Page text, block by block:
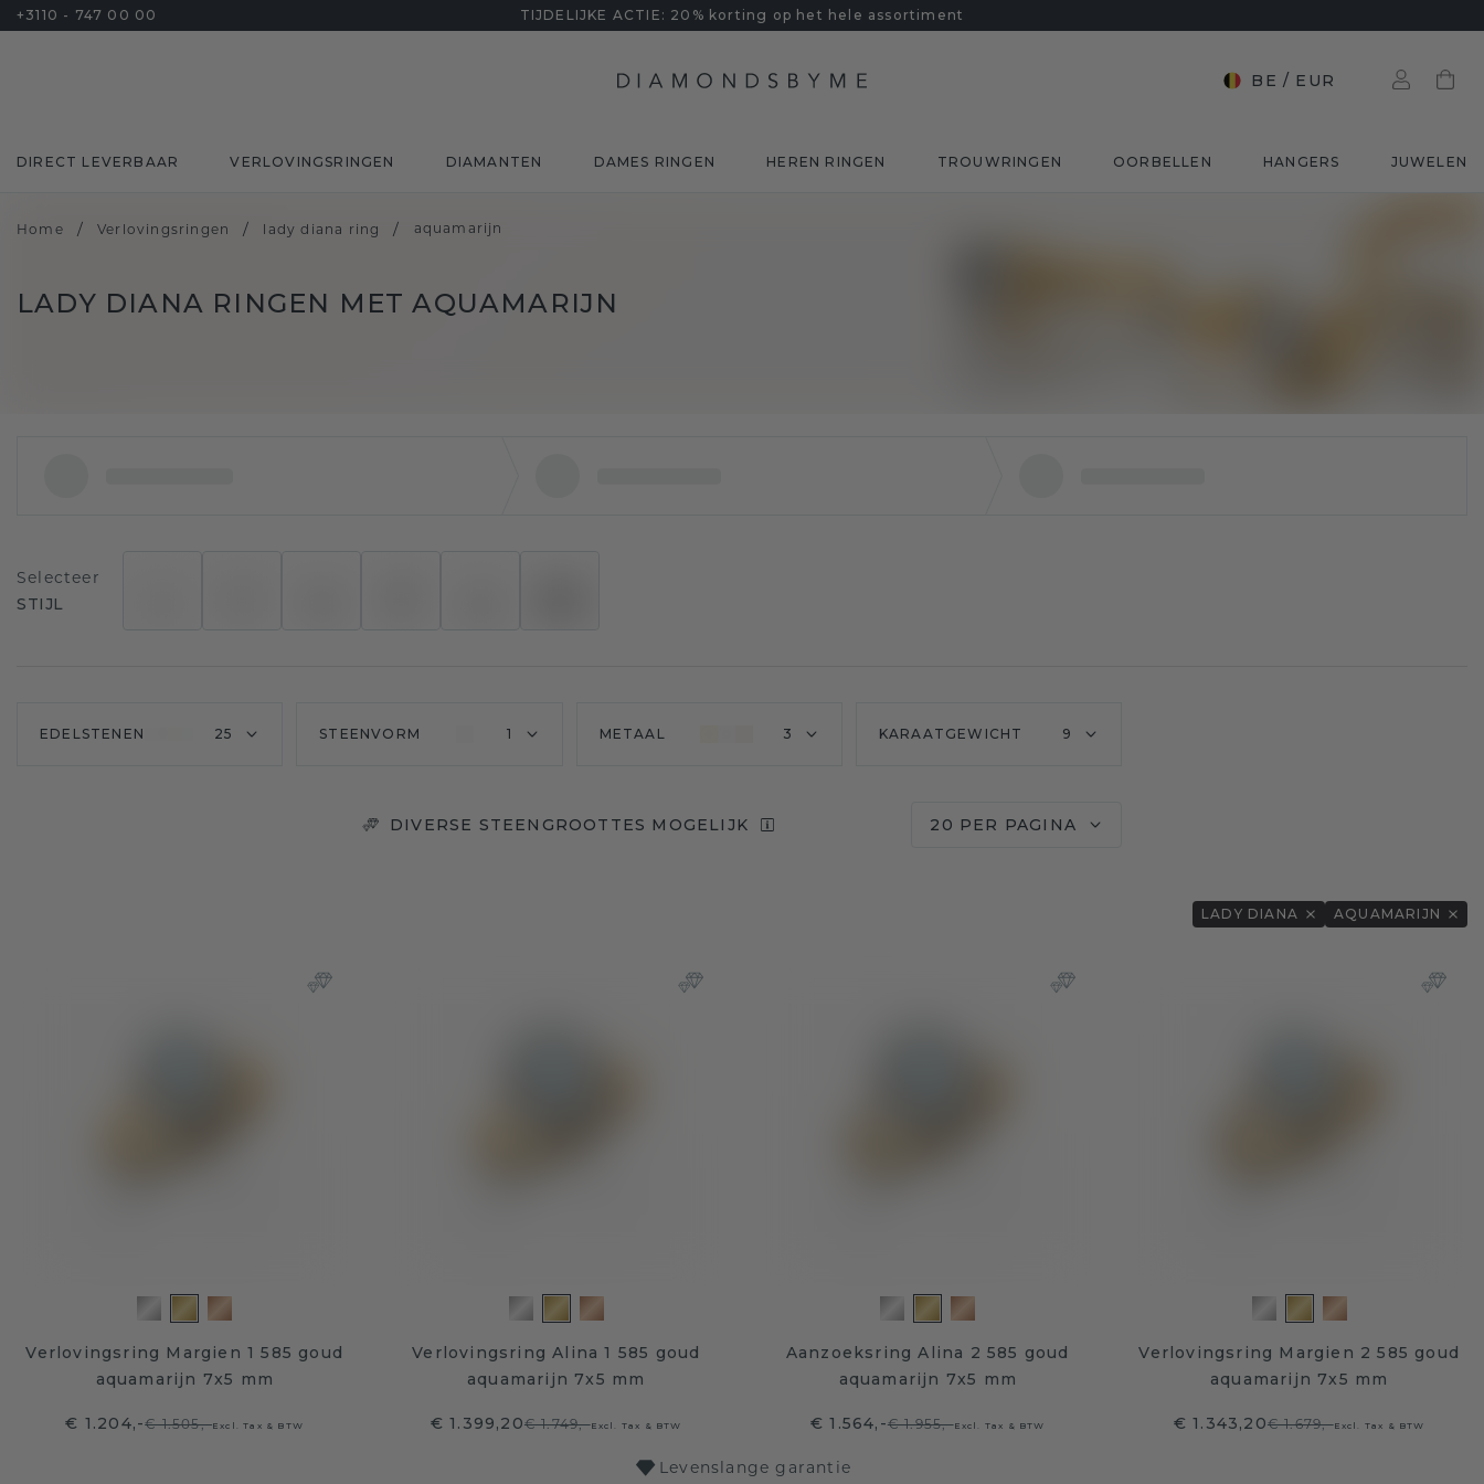
+3110 - 747 00 00 TIJDELIJKE ACTIE: 20% korting op het hele assortiment
BE / EUR
DIRECT LEVERBAAR VERLOVINGSRINGEN DIAMANTEN DAMES RINGEN HEREN RINGEN TROUWRINGEN OORBELLEN HANGERS JUWELEN
Home / Verlovingsringen / lady diana ring / aquamarijn
LADY DIANA RINGEN MET AQUAMARIJN
Selecteer
STIJL
EDELSTENEN 25 STEENVORM 1 METAAL 3 KARAATGEWICHT 9
DIVERSE STEENGROOTTES MOGELIJK 20 PER PAGINA
LADY DIANA AQUAMARIJN
Verlovingsring Margien 1 585 goud
aquamarijn 7x5 mm
€ 1.204,-€ 1.505,-Excl. Tax & BTW
Verlovingsring Alina 1 585 goud
aquamarijn 7x5 mm
€ 1.399,20€ 1.749,-Excl. Tax & BTW
Aanzoeksring Alina 2 585 goud
aquamarijn 7x5 mm
€ 1.564,-€ 1.955,-Excl. Tax & BTW
Verlovingsring Margien 2 585 goud
aquamarijn 7x5 mm
€ 1.343,20€ 1.679,-Excl. Tax & BTW
Levenslange garantie